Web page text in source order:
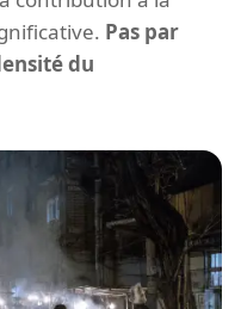
Pas par
du